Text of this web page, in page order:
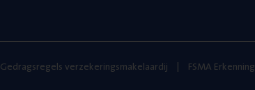
Gedragsregels verzekeringsmakelaardij FSMA Erkenning